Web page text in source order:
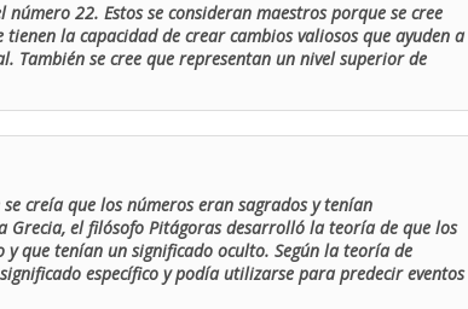
22. Estos se consideran maestros porque se cree
la capacidad de crear cambios valiosos que ayuden a
También se cree que representan un nivel superior de
creía que los números eran sagrados y tenían
Grecia, el filósofo Pitágoras desarrolló la teoría de que los
que tenían un significado oculto. Según la teoría de
específico y podía utilizarse para predecir eventos